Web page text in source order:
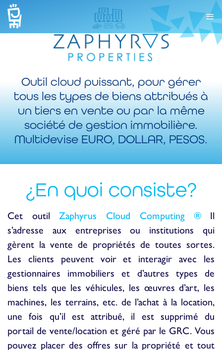
Outil cloud puissant, pour gérer
tous les types de biens attribués à
un tiers en vente ou par la même
société de gestion immobilière.
Multidevise EURO, DOLLAR, PESOS.
¿En quoi consiste?
Cet outilZaphyrus Cloud Computing ®
Il
s’adresse aux entreprises ou institutions qui
gèrent la vente de propriétés de toutes sortes.
Les clients peuvent voir et interagir avec les
gestionnaires immobiliers et d’autres types de
biens tels que les véhicules, les œuvres d’art, les
machines, les terrains, etc. de l’achat à la location,
une fois qu’il est attribué, il est supprimé du
portail de vente/location et géré par le GRC. Vous
pouvez placer des offres sur la propriété et tout